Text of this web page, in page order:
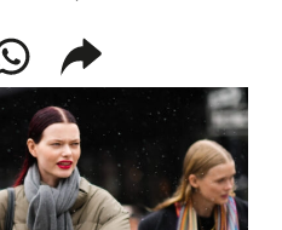
compartir
enlace